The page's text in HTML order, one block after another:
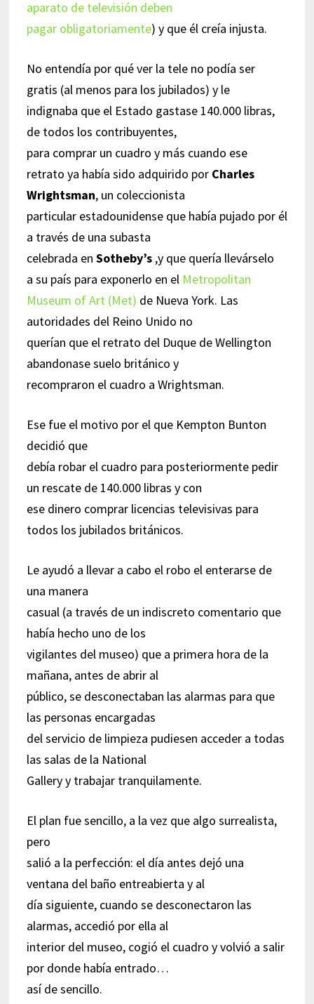
aparato de televisión deben
pagar obligatoriamente) y que él creía injusta.
No entendía por qué ver la tele no podía ser
gratis (al menos para los jubilados) y le
indignaba que el Estado gastase 140.000 libras,
de todos los contribuyentes,
para comprar un cuadro y más cuando ese
retrato ya había sido adquirido por Charles
Wrightsman, un coleccionista
particular estadounidense que había pujado por él
a través de una subasta
celebrada en Sotheby’s,y que quería llevárselo
a su país para exponerlo en el Metropolitan
Museum of Art (Met) de Nueva York. Las
autoridades del Reino Unido no
querían que el retrato del Duque de Wellington
abandonase suelo británico y
recompraron el cuadro a Wrightsman.
Ese fue el motivo por el que Kempton Bunton
decidió que
debía robar el cuadro para posteriormente pedir
un rescate de 140.000 libras y con
ese dinero comprar licencias televisivas para
todos los jubilados británicos.
Le ayudó a llevar a cabo el robo el enterarse de
una manera
casual (a través de un indiscreto comentario que
había hecho uno de los
vigilantes del museo) que a primera hora de la
mañana, antes de abrir al
público, se desconectaban las alarmas para que
las personas encargadas
del servicio de limpieza pudiesen acceder a todas
las salas de la National
Gallery y trabajar tranquilamente.
El plan fue sencillo, a la vez que algo surrealista,
pero
salió a la perfección: el día antes dejó una
ventana del baño entreabierta y al
día siguiente, cuando se desconectaron las
alarmas, accedió por ella al
interior del museo, cogió el cuadro y volvió a salir
por donde había entrado…
así de sencillo.